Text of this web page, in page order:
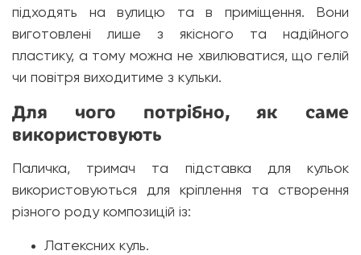
підходять на вулицю та в приміщення. Вони
виготовлені лише з якісного та надійного
пластику, а тому можна не хвилюватися, що гелій
чи повітря виходитиме з кульки.
Для чого потрібно, як саме
використовують
Паличка, тримач та підставка для кульок
використовуються для кріплення та створення
різного роду композицій із:
Латексних куль.